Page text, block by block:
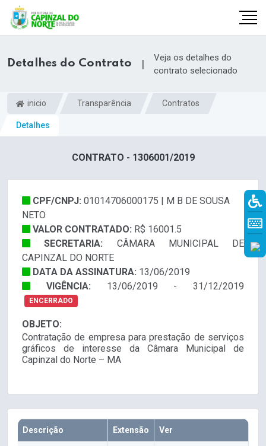
Detalhes do Contrato |
Veja os detalhes do
contrato selecionado
inicio Transparência Contratos
Detalhes
CONTRATO - 1306001/2019
CPF/CNPJ: 01014706000175 | M B DE SOUSA
NETO
VALOR CONTRATADO: R$ 16001.5
SECRETARIA: CÂMARA MUNICIPAL DE
CAPINZAL DO NORTE
DATA DA ASSINATURA: 13/06/2019
VIGÊNCIA: 13/06/2019 - 31/12/2019
ENCERRADO
OBJETO:
Contratação de empresa para prestação de serviços
gráficos de interesse da Câmara Municipal de
Capinzal do Norte – MA
Descrição Extensão Ver